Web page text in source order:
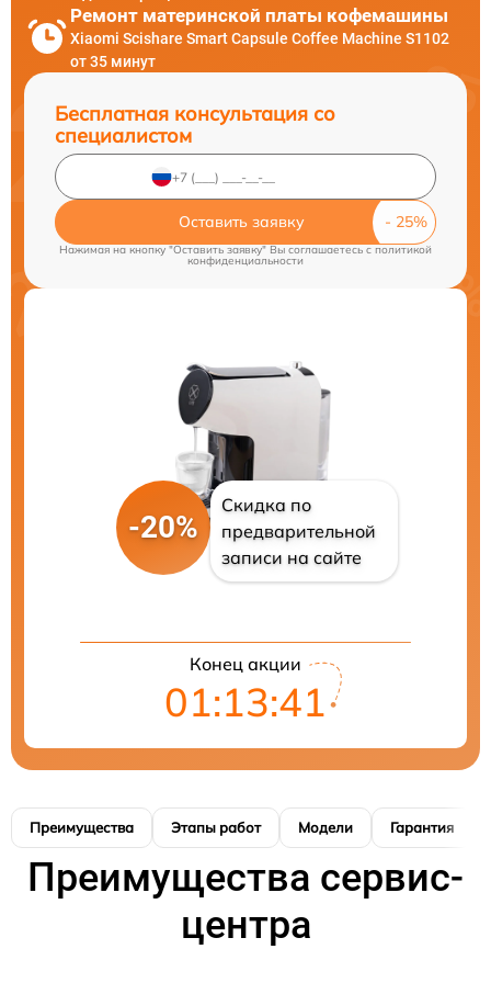
Ремонт материнской платы кофемашины
Xiaomi Scishare Smart Capsule Coffee Machine S1102
от 35 минут
Бесплатная консультация со
специалистом
Оставить заявку
Нажимая на кнопку "Оставить заявку" Вы соглашаетесь cполитикой
конфиденциальности
-20%
Скидка по
предварительной
записи на сайте
Конец акции
01:13:40
Преимущества Этапы работ Модели Гарантия
Преимущества сервис-
центра